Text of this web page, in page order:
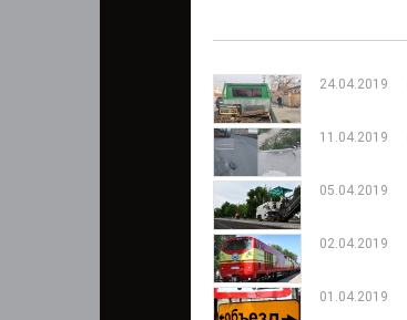
24.04.2019
11.04.2019
05.04.2019
02.04.2019
01.04.2019